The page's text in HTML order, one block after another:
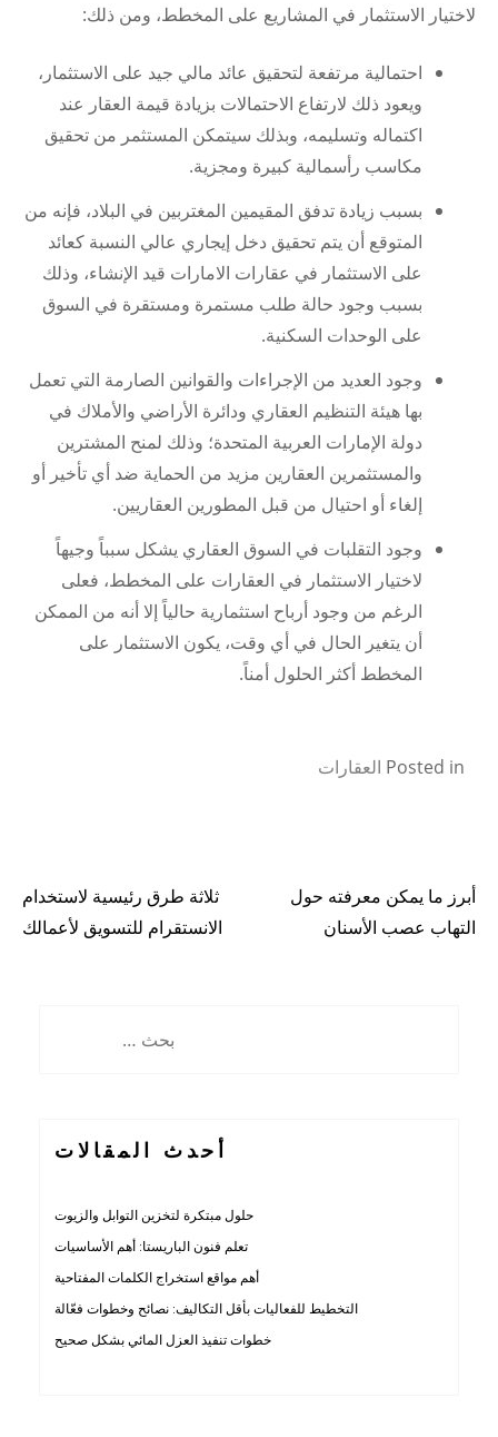
لاختيار الاستثمار في المشاريع على المخطط، ومن ذلك:
احتمالية مرتفعة لتحقيق عائد مالي جيد على الاستثمار،
ويعود ذلك لارتفاع الاحتمالات بزيادة قيمة العقار عند
اكتماله وتسليمه، وبذلك سيتمكن المستثمر من تحقيق
مكاسب رأسمالية كبيرة ومجزية.
بسبب زيادة تدفق المقيمين المغتربين في البلاد، فإنه من
المتوقع أن يتم تحقيق دخل إيجاري عالي النسبة كعائد
على الاستثمار في عقارات الامارات قيد الإنشاء، وذلك
بسبب وجود حالة طلب مستمرة ومستقرة في السوق
على الوحدات السكنية.
وجود العديد من الإجراءات والقوانين الصارمة التي تعمل
بها هيئة التنظيم العقاري ودائرة الأراضي والأملاك في
دولة الإمارات العربية المتحدة؛ وذلك لمنح المشترين
والمستثمرين العقارين مزيد من الحماية ضد أي تأخير أو
إلغاء أو احتيال من قبل المطورين العقاريين.
وجود التقلبات في السوق العقاري يشكل سبباً وجيهاً
لاختيار الاستثمار في العقارات على المخطط، فعلى
الرغم من وجود أرباح استثمارية حالياً إلا أنه من الممكن
أن يتغير الحال في أي وقت، يكون الاستثمار على
المخطط أكثر الحلول أمناً.
Posted in العقارات
تصفّح
أبرز ما يمكن معرفته حول
التهاب عصب الأسنان
ثلاثة طرق رئيسية لاستخدام
الانستقرام للتسويق لأعمالك
البحث
أحدث المقالات
حلول مبتكرة لتخزين التوابل والزيوت
تعلم فنون الباريستا: أهم الأساسيات
أهم مواقع استخراج الكلمات المفتاحية
التخطيط للفعاليات بأقل التكاليف: نصائح وخطوات فعّالة
خطوات تنفيذ العزل المائي بشكل صحيح